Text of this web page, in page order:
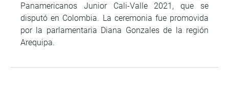
Panamericanos Junior Cali-Valle 2021, que se
disputó en Colombia. La ceremonia fue promovida
por la parlamentaria Diana Gonzales de la región
Arequipa.